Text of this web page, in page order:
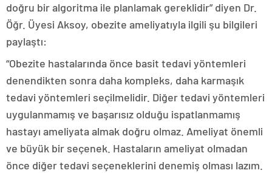
doğru bir algoritma ile planlamak gereklidir” diyen Dr.
Öğr. Üyesi Aksoy, obezite ameliyatıyla ilgili şu bilgileri
paylaştı:
“Obezite hastalarında önce basit tedavi yöntemleri
denendikten sonra daha kompleks, daha karmaşık
tedavi yöntemleri seçilmelidir. Diğer tedavi yöntemleri
uygulanmamış ve başarısız olduğu ispatlanmamış
hastayı ameliyata almak doğru olmaz. Ameliyat önemli
ve büyük bir seçenek. Hastaların ameliyat olmadan
önce diğer tedavi seçeneklerini denemiş olması lazım.